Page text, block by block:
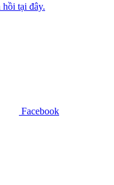
hồi tại đây.
Facebook